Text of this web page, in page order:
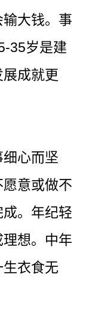
大钱。事
35岁是建
成就更
心而坚
意或做不
。年纪轻
想。中年
衣食无